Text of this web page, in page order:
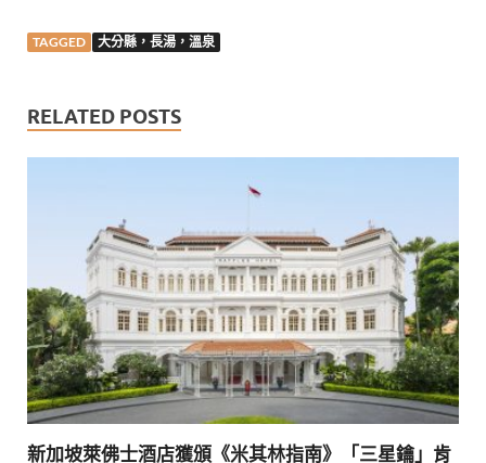
TAGGED 大分縣，長湯，溫泉
RELATED POSTS
新加坡萊佛士酒店獲頒《米其林指南》「三星鑰」肯